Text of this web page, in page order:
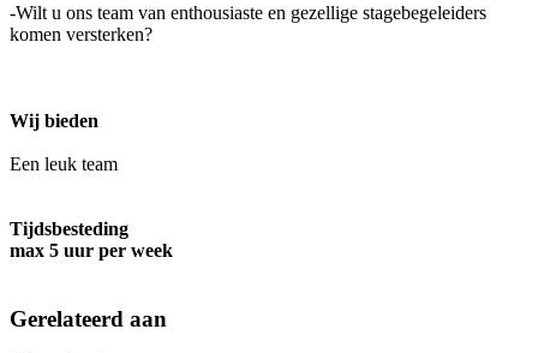
-Wilt u ons team van enthousiaste en gezellige stagebegeleiders
komen versterken?
Wij bieden
Een leuk team
Tijdsbesteding
max 5 uur per week
Gerelateerd aan